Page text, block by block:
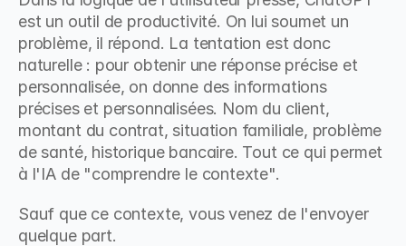
est un outil de productivité. On lui soumet un
problème, il répond. La tentation est donc
naturelle : pour obtenir une réponse précise et
personnalisée, on donne des informations
précises et personnalisées. Nom du client,
montant du contrat, situation familiale, problème
de santé, historique bancaire. Tout ce qui permet
à l'IA de "comprendre le contexte".
Sauf que ce contexte, vous venez de l'envoyer
quelque part.